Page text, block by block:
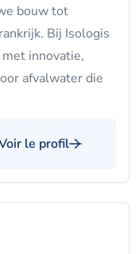
bouw tot
Bij Isologis
innovatie,
afvalwater die
le profil